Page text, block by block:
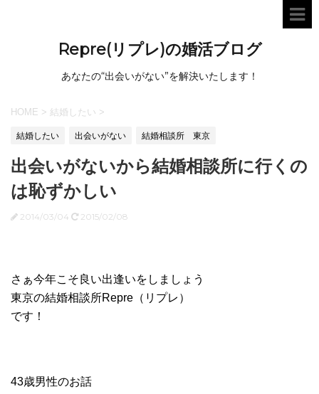
Repre(リプレ)の婚活ブログ
あなたの“出会いがない”を解決いたします！
HOME > 結婚したい >
結婚したい 出会いがない 結婚相談所 東京
出会いがないから結婚相談所に行くの
は恥ずかしい
2014/03/04 2015/02/08
さぁ今年こそ良い出逢いをしましょう
東京の結婚相談所Repre（リプレ）
です！
43歳男性のお話